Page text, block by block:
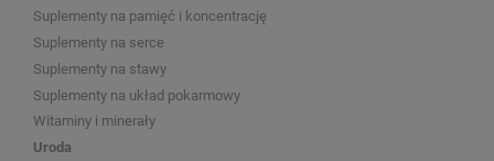
Suplementy na pamięć i koncentrację
Suplementy na serce
Suplementy na stawy
Suplementy na układ pokarmowy
Witaminy i minerały
Uroda